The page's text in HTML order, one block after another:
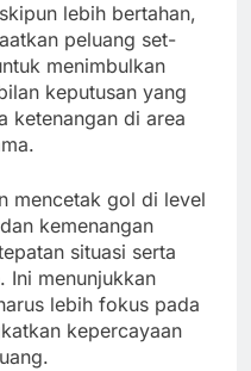
lebih bertahan,
peluang set-
menimbulkan
keputusan yang
ketenangan di area
mencetak gol di level
kemenangan
situasi serta
Ini menunjukkan
lebih fokus pada
kepercayaan